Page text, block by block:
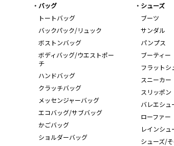
バッグ
トートバッグ
バックパック/リュック
ボストンバッグ
ボディバッグ/ウエストポー
チ
ハンドバッグ
クラッチバッグ
メッセンジャーバッグ
エコバッグ/サブバッグ
かごバッグ
ショルダーバッグ
シューズ
ブーツ
サンダル
パンプス
ブーティー
フラットシ
スニーカー
スリッポン
バレエシュ
ローファー
レインシュ
シューズ/